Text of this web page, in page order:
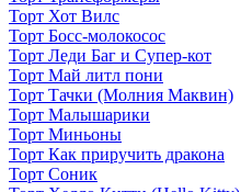
Торт Хот Вилс
Торт Босс-молокосос
Торт Леди Баг и Супер-кот
Торт Май литл пони
Торт Тачки (Молния Маквин)
Торт Малышарики
Торт Миньоны
Торт Как приручить дракона
Торт Соник